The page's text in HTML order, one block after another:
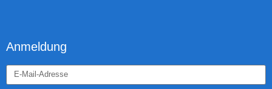
Anmeldung